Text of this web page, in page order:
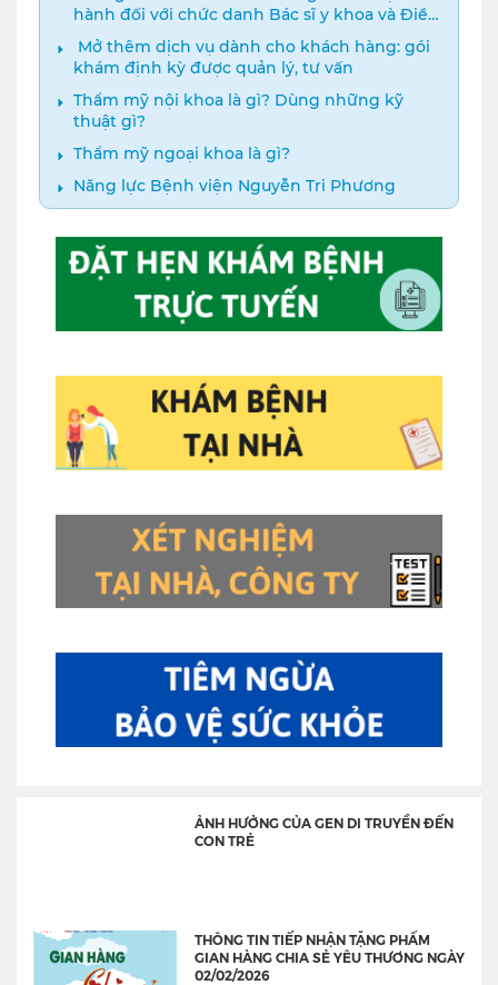
hành đối với chức danh Bác sĩ y khoa và Điều
dưỡng năm 2024
️ Mở thêm dịch vụ dành cho khách hàng: gói
khám định kỳ được quản lý, tư vấn
Thẩm mỹ nội khoa là gì? Dùng những kỹ
thuật gì?
Thẩm mỹ ngoại khoa là gì?
Năng lực Bệnh viện Nguyễn Tri Phương
ẢNH HƯỞNG CỦA GEN DI TRUYỀN ĐẾN
CON TRẺ
THÔNG TIN TIẾP NHẬN TẶNG PHẨM
GIAN HÀNG CHIA SẺ YÊU THƯƠNG NGÀY
02/02/2026